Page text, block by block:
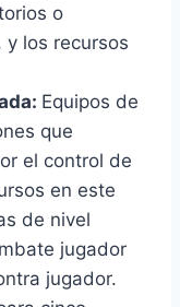
o
los recursos
Equipos de
que
el control de
en este
de nivel
jugador
jugador.